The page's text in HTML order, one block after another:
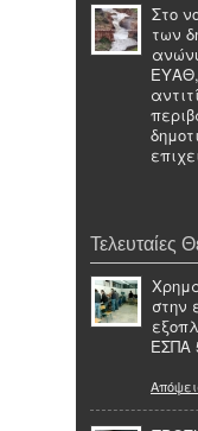
Στο
των
Τελευταίες
στην
ΕΣΠΑ